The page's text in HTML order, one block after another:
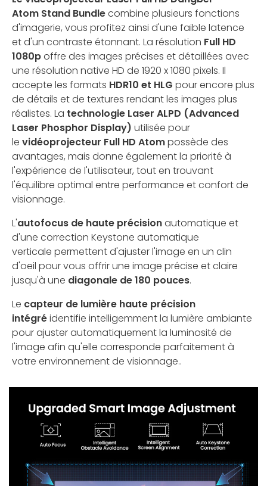
Atom Stand Bundlecombine plusieurs fonctions
d'imagerie, vous profitez ainsi d'une faible latence
et d'un contraste étonnant. La résolution Full HD
1080poffre des images précises et détaillées avec
une résolution native HD de 1920 x 1080 pixels. Il
accepte les formats HDR10 et HLG pour encore plus
de détails et de textures rendant les images plus
réalistes. La technologie Laser ALPD (Advanced
Laser Phosphor Display) utilisée pour
le vidéoprojecteur Full HD Atompossède des
avantages, mais donne également la priorité à
l'expérience de l'utilisateur, tout en trouvant
l'équilibre optimal entre performance et confort de
visionnage.
L'autofocus de haute précisionautomatique et
d'une correction Keystone automatique
verticale permettent d'ajuster l'image en un clin
d'oeil pour vous offrir une image précise et claire
jusqu'à une diagonale de 180 pouces.
Le capteur de lumière haute précision
intégréidentifie intelligemment la lumière ambiante
pour ajuster automatiquement la luminosité de
l'image afin qu'elle corresponde parfaitement à
votre environnement de visionnage..